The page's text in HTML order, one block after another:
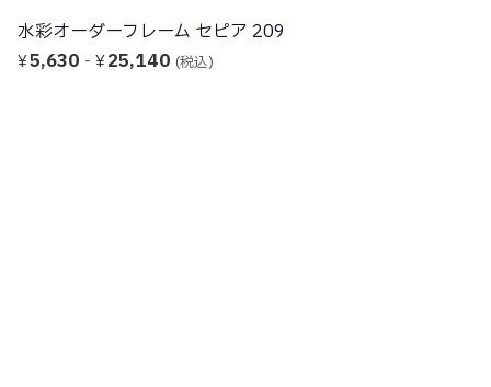
水彩オーダーフレーム パステルグリーン 320
¥5,320 - ¥25,140 (税込)